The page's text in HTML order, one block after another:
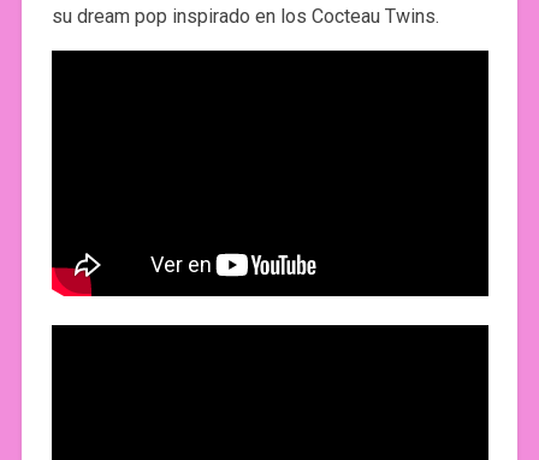
su dream pop inspirado en los Cocteau Twins.